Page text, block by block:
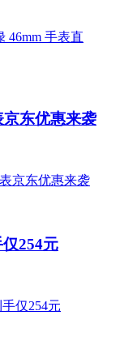
东优惠来袭
254元